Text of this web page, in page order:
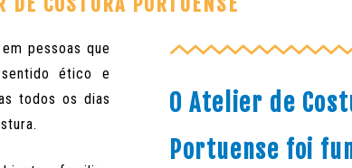
pessoas que
sentido ético e
todos os dias
O Atelier de
Portuense foi